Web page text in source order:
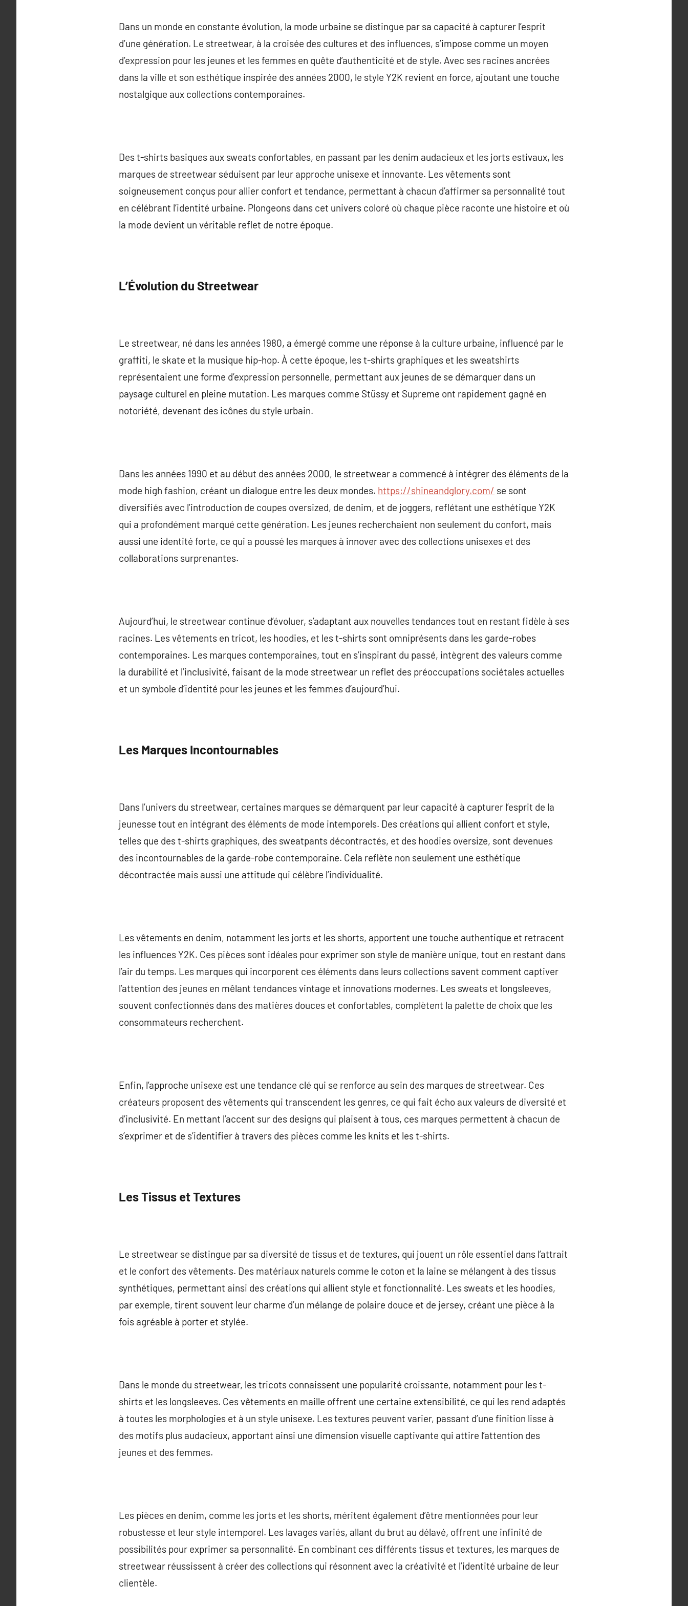
Dans un monde en constante évolution, la mode urbaine se distingue par sa capacité à capturer l’esprit
d’une génération. Le streetwear, à la croisée des cultures et des influences, s’impose comme un moyen
d’expression pour les jeunes et les femmes en quête d’authenticité et de style. Avec ses racines ancrées
dans la ville et son esthétique inspirée des années 2000, le style Y2K revient en force, ajoutant une touche
nostalgique aux collections contemporaines.
Des t-shirts basiques aux sweats confortables, en passant par les denim audacieux et les jorts estivaux, les
marques de streetwear séduisent par leur approche unisexe et innovante. Les vêtements sont
soigneusement conçus pour allier confort et tendance, permettant à chacun d’affirmer sa personnalité tout
en célébrant l’identité urbaine. Plongeons dans cet univers coloré où chaque pièce raconte une histoire et où
la mode devient un véritable reflet de notre époque.
L’Évolution du Streetwear
Le streetwear, né dans les années 1980, a émergé comme une réponse à la culture urbaine, influencé par le
graffiti, le skate et la musique hip-hop. À cette époque, les t-shirts graphiques et les sweatshirts
représentaient une forme d’expression personnelle, permettant aux jeunes de se démarquer dans un
paysage culturel en pleine mutation. Les marques comme Stüssy et Supreme ont rapidement gagné en
notoriété, devenant des icônes du style urbain.
Dans les années 1990 et au début des années 2000, le streetwear a commencé à intégrer des éléments de la
mode high fashion, créant un dialogue entre les deux mondes. https://shineandglory.com/ se sont
diversifiés avec l’introduction de coupes oversized, de denim, et de joggers, reflétant une esthétique Y2K
qui a profondément marqué cette génération. Les jeunes recherchaient non seulement du confort, mais
aussi une identité forte, ce qui a poussé les marques à innover avec des collections unisexes et des
collaborations surprenantes.
Aujourd’hui, le streetwear continue d’évoluer, s’adaptant aux nouvelles tendances tout en restant fidèle à ses
racines. Les vêtements en tricot, les hoodies, et les t-shirts sont omniprésents dans les garde-robes
contemporaines. Les marques contemporaines, tout en s’inspirant du passé, intègrent des valeurs comme
la durabilité et l’inclusivité, faisant de la mode streetwear un reflet des préoccupations sociétales actuelles
et un symbole d’identité pour les jeunes et les femmes d’aujourd’hui.
Les Marques Incontournables
Dans l’univers du streetwear, certaines marques se démarquent par leur capacité à capturer l’esprit de la
jeunesse tout en intégrant des éléments de mode intemporels. Des créations qui allient confort et style,
telles que des t-shirts graphiques, des sweatpants décontractés, et des hoodies oversize, sont devenues
des incontournables de la garde-robe contemporaine. Cela reflète non seulement une esthétique
décontractée mais aussi une attitude qui célèbre l’individualité.
Les vêtements en denim, notamment les jorts et les shorts, apportent une touche authentique et retracent
les influences Y2K. Ces pièces sont idéales pour exprimer son style de manière unique, tout en restant dans
l’air du temps. Les marques qui incorporent ces éléments dans leurs collections savent comment captiver
l’attention des jeunes en mêlant tendances vintage et innovations modernes. Les sweats et longsleeves,
souvent confectionnés dans des matières douces et confortables, complètent la palette de choix que les
consommateurs recherchent.
Enfin, l’approche unisexe est une tendance clé qui se renforce au sein des marques de streetwear. Ces
créateurs proposent des vêtements qui transcendent les genres, ce qui fait écho aux valeurs de diversité et
d’inclusivité. En mettant l’accent sur des designs qui plaisent à tous, ces marques permettent à chacun de
s’exprimer et de s’identifier à travers des pièces comme les knits et les t-shirts.
Les Tissus et Textures
Le streetwear se distingue par sa diversité de tissus et de textures, qui jouent un rôle essentiel dans l’attrait
et le confort des vêtements. Des matériaux naturels comme le coton et la laine se mélangent à des tissus
synthétiques, permettant ainsi des créations qui allient style et fonctionnalité. Les sweats et les hoodies,
par exemple, tirent souvent leur charme d’un mélange de polaire douce et de jersey, créant une pièce à la
fois agréable à porter et stylée.
Dans le monde du streetwear, les tricots connaissent une popularité croissante, notamment pour les t-
shirts et les longsleeves. Ces vêtements en maille offrent une certaine extensibilité, ce qui les rend adaptés
à toutes les morphologies et à un style unisexe. Les textures peuvent varier, passant d’une finition lisse à
des motifs plus audacieux, apportant ainsi une dimension visuelle captivante qui attire l’attention des
jeunes et des femmes.
Les pièces en denim, comme les jorts et les shorts, méritent également d’être mentionnées pour leur
robustesse et leur style intemporel. Les lavages variés, allant du brut au délavé, offrent une infinité de
possibilités pour exprimer sa personnalité. En combinant ces différents tissus et textures, les marques de
streetwear réussissent à créer des collections qui résonnent avec la créativité et l’identité urbaine de leur
clientèle.